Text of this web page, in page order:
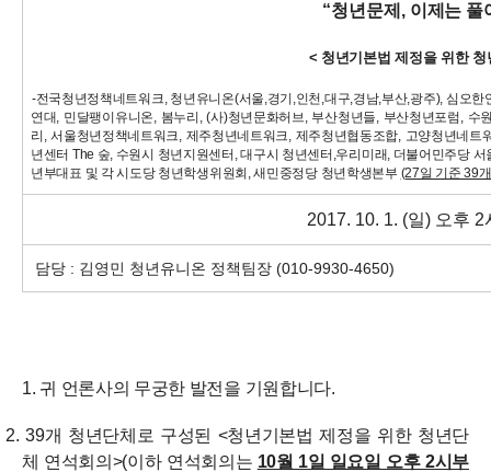
“청년문제, 이제는 풀
< 청년기본법 제정을 위한
-전국청년정책네트워크, 청년유니온(서울,경기,인천,대구,경남,부산,광주), 심오
연대, 민달팽이유니온, 봄누리, (사)청년문화허브, 부산청년들, 부산청년포럼,
리, 서울청년정책네트워크, 제주청년네트워크, 제주청년협동조합, 고양청년네
년센터 The 숲, 수원시 청년지원센터, 대구시 청년센터,우리미래, 더불어민주당
년부대표 및 각 시도당 청년학생위원회, 새민중정당 청년학생본부 (27일 기준 39
2017. 10. 1. (일) 오후
담당 : 김영민 청년유니온 정책팀장 (010-9930-4650)
1. 귀 언론사의 무궁한 발전을 기원합니다.
2. 39개 청년단체로 구성된 <청년기본법 제정을 위한 청년단
체 연석회의>(이하 연석회의는 10월 1일 일요일 오후 2시부